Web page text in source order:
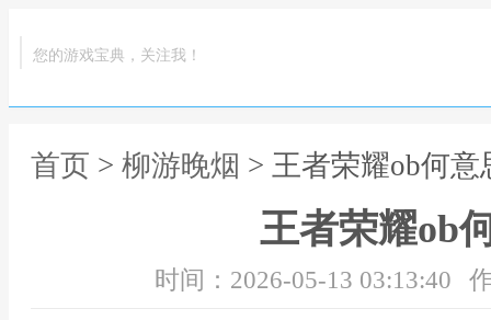
您的游戏宝典，关注我！
首页 > 柳游晚烟 > 王者荣耀ob何意
王者荣耀ob
时间：2026-05-13 03:13:40